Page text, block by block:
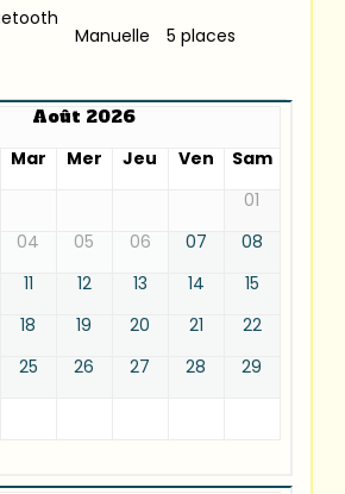
Manuelle
5 places
Août 2026
Mar Mer Jeu Ven
Sam
01
04 05 06 07
08
11 12 13 14
15
18 19 20 21
22
25 26 27 28
29